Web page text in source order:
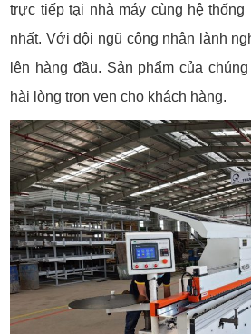
trực tiếp tại nhà máy cùng hệ
nhất. Với đội ngũ công nhân lành
lên hàng đầu. Sản phẩm của
hài lòng trọn vẹn cho khách hàng.